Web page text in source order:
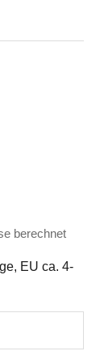
berechnet
EU ca. 4-